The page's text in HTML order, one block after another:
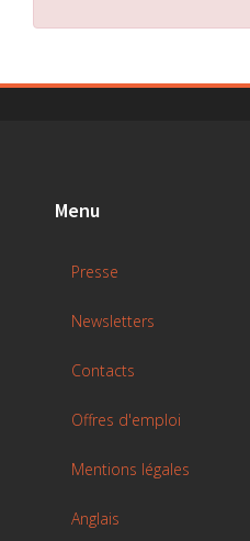
Menu
Presse
Newsletters
Contacts
Offres d'emploi
Mentions légales
Anglais